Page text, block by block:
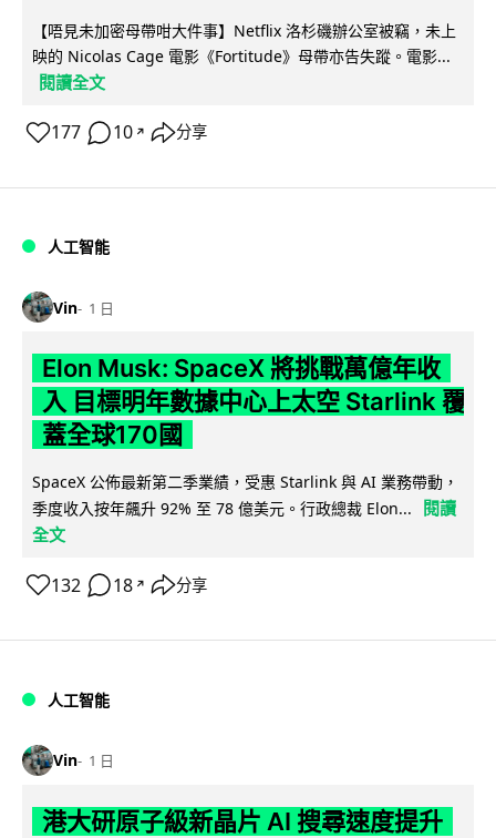
【唔見未加密母帶咁大件事】Netflix 洛杉磯辦公室被竊，未上
映的 Nicolas Cage 電影《Fortitude》母帶亦告失蹤。電影...
閱讀全文
177 10 ↗ 分享
人工智能
Vin 1 日
Elon Musk: SpaceX 將挑戰萬億年收
入 目標明年數據中心上太空 Starlink 覆
蓋全球170國
SpaceX 公佈最新第二季業績，受惠 Starlink 與 AI 業務帶動，
季度收入按年飆升 92% 至 78 億美元。行政總裁 Elon...
閱讀
全文
132 18 ↗ 分享
人工智能
Vin 1 日
港大研原子級新晶片 AI 搜尋速度提升